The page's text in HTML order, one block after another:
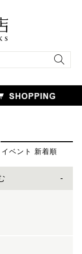
ベント 新着順